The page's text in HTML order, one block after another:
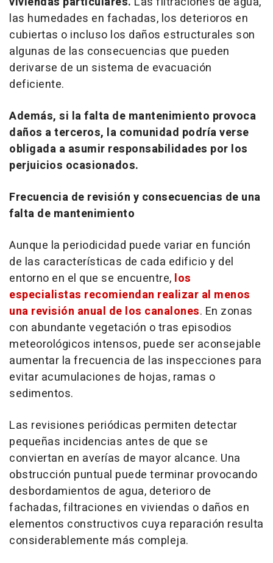
las humedades en fachadas, los deterioros en
cubiertas o incluso los daños estructurales son
algunas de las consecuencias que pueden
derivarse de un sistema de evacuación
deficiente.
Además, si la falta de mantenimiento provoca
daños a terceros, la comunidad podría verse
obligada a asumir responsabilidades por los
perjuicios ocasionados.
Frecuencia de revisión y consecuencias de una
falta de mantenimiento
Aunque la periodicidad puede variar en función
de las características de cada edificio y del
entorno en el que se encuentre, los
especialistas recomiendan realizar al menos
una revisión anual de los canalones. En zonas
con abundante vegetación o tras episodios
meteorológicos intensos, puede ser aconsejable
aumentar la frecuencia de las inspecciones para
evitar acumulaciones de hojas, ramas o
sedimentos.
Las revisiones periódicas permiten detectar
pequeñas incidencias antes de que se
conviertan en averías de mayor alcance. Una
obstrucción puntual puede terminar provocando
desbordamientos de agua, deterioro de
fachadas, filtraciones en viviendas o daños en
elementos constructivos cuya reparación resulta
considerablemente más compleja.